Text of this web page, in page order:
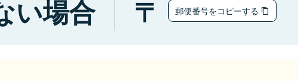
い場合 郵便番号をコピーする